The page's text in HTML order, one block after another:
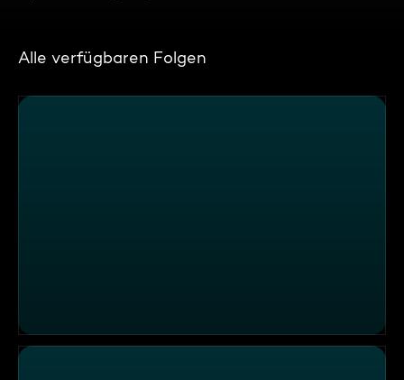
Alle verfügbaren Folgen
Wo noch nie ein Mensch war: Abenteuer am Gipfel des